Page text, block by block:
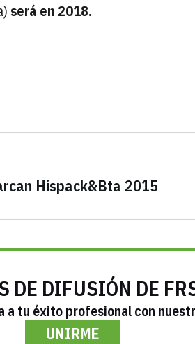
será en 2018.
Hispack&Bta 2015
DE DIFUSIÓN DE
tu éxito profesional con
UNIRME